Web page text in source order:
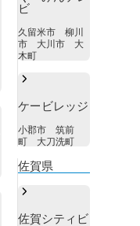
ビ
久留米市 柳川
市 大川市 大
木町
ケービレッジ
小郡市 筑前
町 大刀洗町
佐賀県
佐賀シティビ